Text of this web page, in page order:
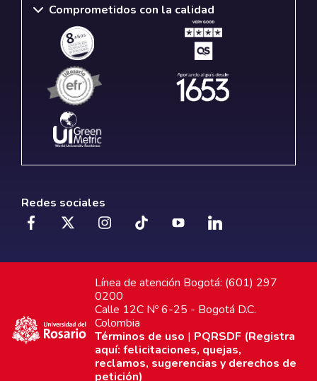
Comprometidos con la calidad
Redes sociales
Línea de atención Bogotá: (601) 297
0200
Calle 12C Nº 6-25 - Bogotá D.C.
Colombia
Términos de uso | PQRSDF (Registra
aquí: felicitaciones, quejas,
reclamos, sugerencias y derechos de
petición)